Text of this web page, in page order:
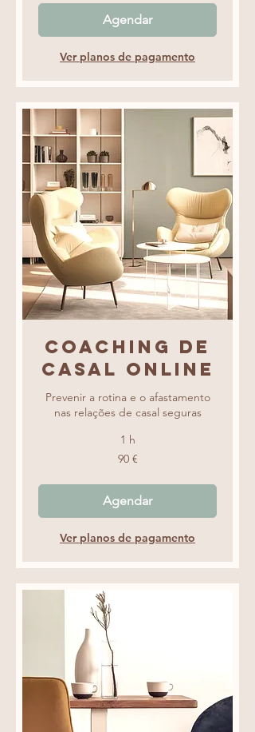
Agendar
Ver planos de pagamento
Coaching de
Casal online
Prevenir a rotina e o afastamento
nas relações de casal seguras
1 h
90 €
Agendar
Ver planos de pagamento